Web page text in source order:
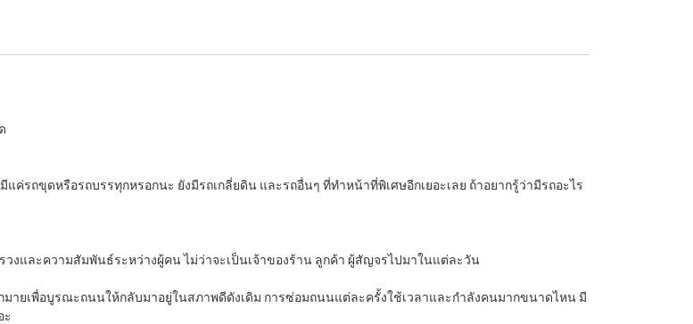
รถขุดหรือรถบรรทุกหรอกนะ ยังมีรถเกลี่ยดิน และรถอื่นๆ ที่ทำหน้าที่พิเศษอีกเยอะเลย ถ้าอยากรู้ว่ามีรถอะไร
และความสัมพันธ์ระหว่างผู้คน ไม่ว่าจะเป็นเจ้าของร้าน ลูกค้า ผู้สัญจรไปมาในแต่ละวัน
ายเพื่อบูรณะถนนให้กลับมาอยู่ในสภาพดีดังเดิม การซ่อมถนนแต่ละครั้งใช้เวลาและกำลังคนมากขนาดไหน มี
ะ